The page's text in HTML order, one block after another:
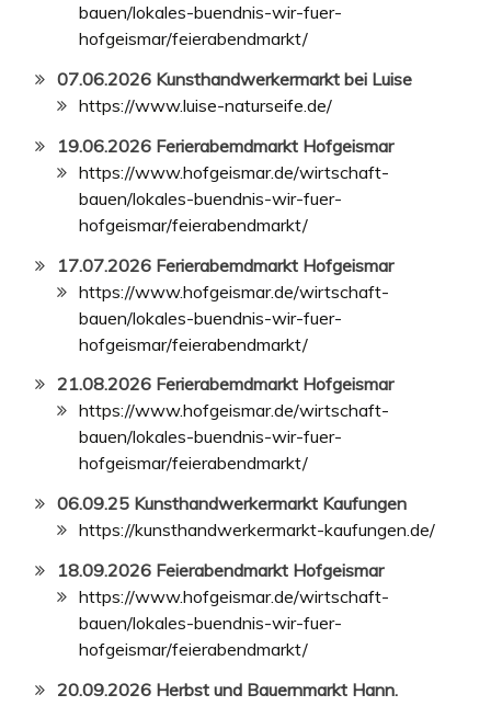
bauen/lokales-buendnis-wir-fuer-
hofgeismar/feierabendmarkt/
07.06.2026 Kunsthandwerkermarkt bei Luise
https://www.luise-naturseife.de/
19.06.2026 Ferierabemdmarkt Hofgeismar
https://www.hofgeismar.de/wirtschaft-
bauen/lokales-buendnis-wir-fuer-
hofgeismar/feierabendmarkt/
17.07.2026 Ferierabemdmarkt Hofgeismar
https://www.hofgeismar.de/wirtschaft-
bauen/lokales-buendnis-wir-fuer-
hofgeismar/feierabendmarkt/
21.08.2026 Ferierabemdmarkt Hofgeismar
https://www.hofgeismar.de/wirtschaft-
bauen/lokales-buendnis-wir-fuer-
hofgeismar/feierabendmarkt/
06.09.25 Kunsthandwerkermarkt Kaufungen
https://kunsthandwerkermarkt-kaufungen.de/
18.09.2026 Feierabendmarkt Hofgeismar
https://www.hofgeismar.de/wirtschaft-
bauen/lokales-buendnis-wir-fuer-
hofgeismar/feierabendmarkt/
20.09.2026 Herbst und Bauernmarkt Hann.